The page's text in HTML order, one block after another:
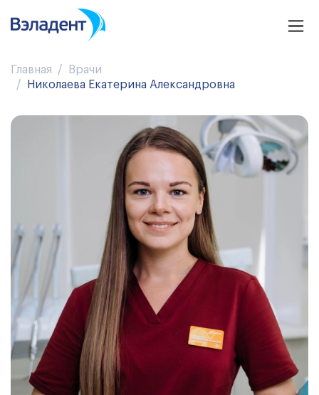
Главная
Врачи
Николаева Екатерина Александровна